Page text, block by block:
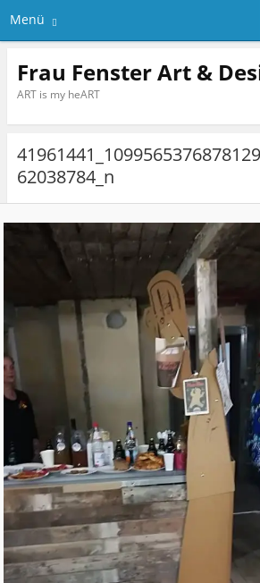
Menü
Frau Fenster Art &
ART is my heART
62038784_n